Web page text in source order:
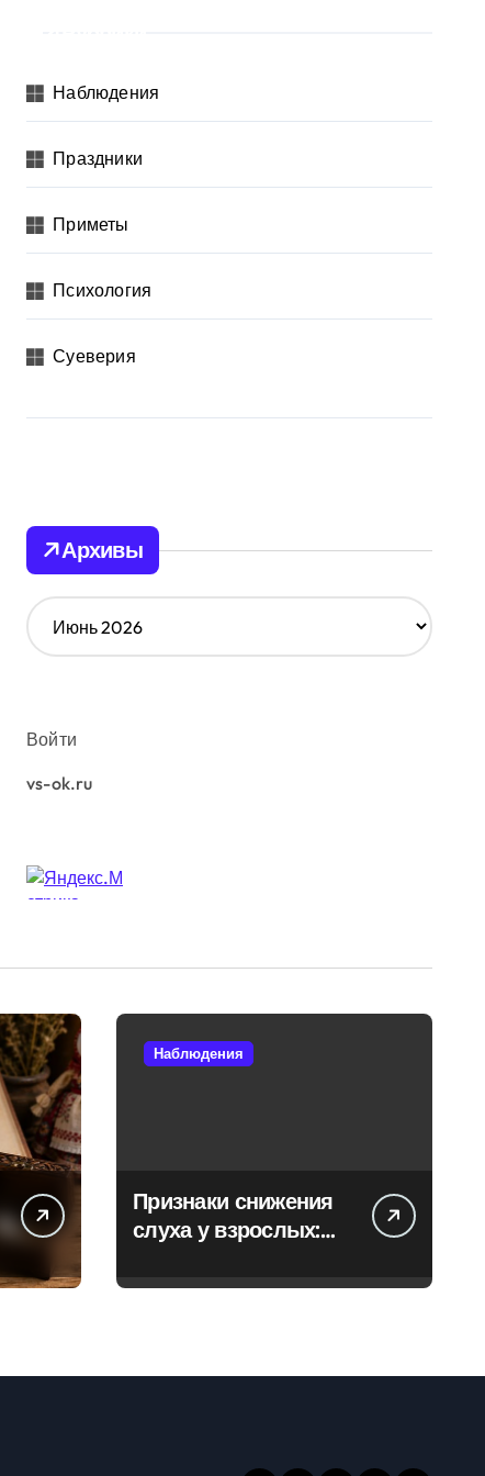
Наблюдения
Праздники
Приметы
Психология
Суеверия
Архивы
А
р
ы
Войти
vs-ok.ru
Наблюдения
Признаки снижения
слуха у взрослых:
обратиться к